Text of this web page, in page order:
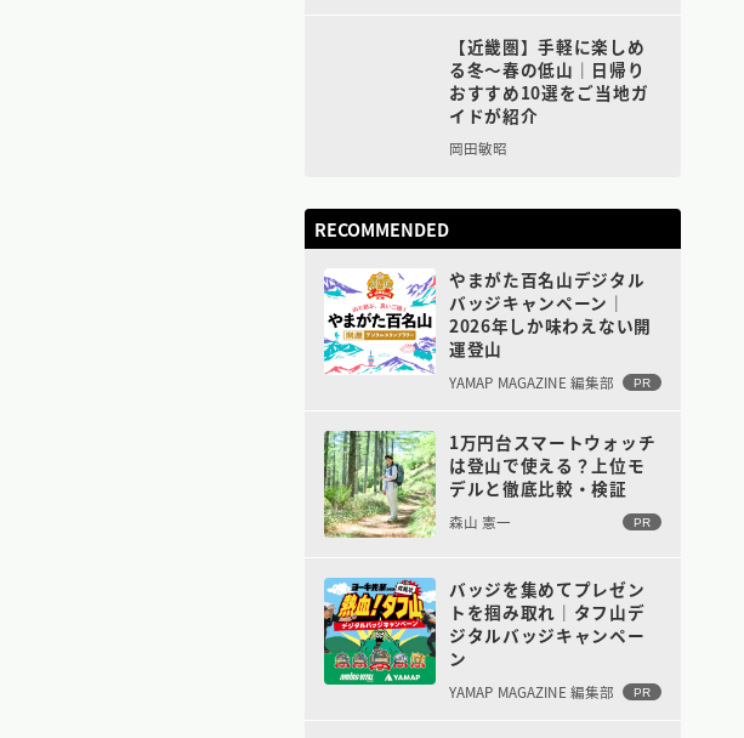
【近畿圏】手軽に楽しめ
る冬〜春の低山｜日帰り
おすすめ10選をご当地ガ
イドが紹介
岡田敏昭
RECOMMENDED
やまがた百名山デジタル
バッジキャンペーン｜
2026年しか味わえない開
運登山
YAMAP MAGAZINE 編集部 PR
1万円台スマートウォッチ
は登山で使える？上位モ
デルと徹底比較・検証
森山 憲一 PR
バッジを集めてプレゼン
トを掴み取れ｜タフ山デ
ジタルバッジキャンペー
ン
YAMAP MAGAZINE 編集部 PR